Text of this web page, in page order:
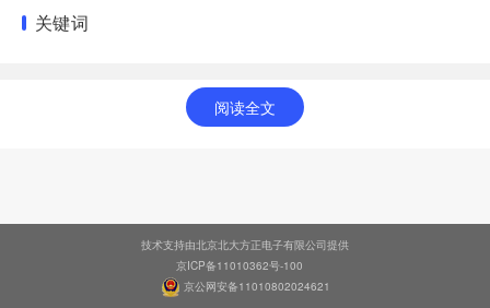
关键词
阅读全文
技术支持由北京北大方正电子有限公司提供
京ICP备11010362号-100
京公网安备11010802024621